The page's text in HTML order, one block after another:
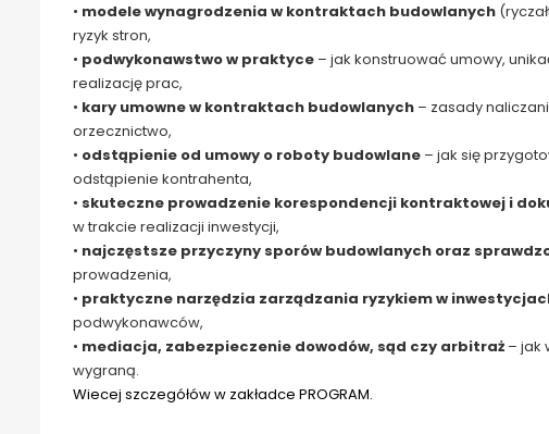
• modele wynagrodzenia w kontraktach budowlanych
ryzyk stron,
• podwykonawstwo w praktyce – jak konstruować umowy,
realizację prac,
• kary umowne w kontraktach budowlanych – zasady
orzecznictwo,
• odstąpienie od umowy o roboty budowlane – jak się
odstąpienie kontrahenta,
• skuteczne prowadzenie korespondencji kontraktowej i
w trakcie realizacji inwestycji,
• najczęstsze przyczyny sporów budowlanych oraz
prowadzenia,
• praktyczne narzędzia zarządzania ryzykiem w
podwykonawców,
• mediacja, zabezpieczenie dowodów, sąd czy arbitraż – jak
wygraną.
Wiecej szczegółów w zakładce PROGRAM.